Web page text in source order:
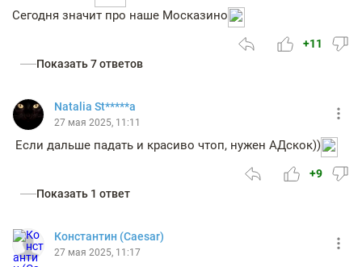
Сегодня значит про наше Москазино
+11
Показать 7 ответов
Natalia St*****a
27 мая 2025, 11:11
Если дальше падать и красиво чтоп, нужен АДскок))
+9
Показать 1 ответ
Константин (Caesar)
27 мая 2025, 11:17